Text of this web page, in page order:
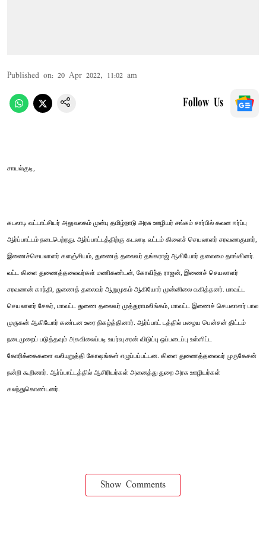
Published on: 20 Apr 2022, 11:02 am
Follow Us
சாயல்குடி,
கடலாடி வட்டாட்சியர் அலுவலகம் முன்பு தமிழ்நாடு அரசு ஊழியர் சங்கம் சார்பில் கவன ஈர்ப்பு
ஆர்ப்பாட்டம் நடைபெற்றது. ஆர்ப்பாட்டத்திற்கு கடலாடி வட்டம் கிளைச் செயலாளர் சரவணகுமார்,
இணைச்செயலாளர் களஞ்சியம், துணைத் தலைவர் தங்கராஜ் ஆகியோர் தலைமை தாங்கினர்.
வட்ட கிளை துணைத்தலைவர்கள் மணிகண்டன், கோவிந்த ராஜன், இணைச் செயலாளர்
சரவணன் காந்தி, துணைத் தலைவர் ஆறுமுகம் ஆகியோர் முன்னிலை வகித்தனர். மாவட்ட
செயலாளர் சேகர், மாவட்ட துணை தலைவர் முத்துராமலிங்கம், மாவட்ட இணைச் செயலாளர் பால
முருகன் ஆகியோர் கண்டன உரை நிகழ்த்தினார். ஆர்ப்பாட் டத்தில் பழைய பென்சன் திட்டம்
நடைமுறைப் படுத்தவும் அகவிலைப்படி உயர்வு சரன் விடுப்பு ஒப்படைப்பு உள்ளிட்ட
கோரிக்கைகளை வலியுறுத்தி கோஷங்கள் எழுப்பப்பட்டன. கிளை துணைத்தலைவர் முருகேசன்
நன்றி கூறினார். ஆர்ப்பாட்டத்தில் ஆசிரியர்கள் அனைத்து துறை அரசு ஊழியர்கள்
கலந்துகொண்டனர்.
Show Comments